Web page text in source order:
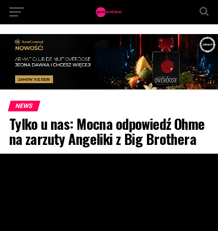
NEWS
Tylko u nas: Mocna odpowiedź Ohme
na zarzuty Angeliki z Big Brothera